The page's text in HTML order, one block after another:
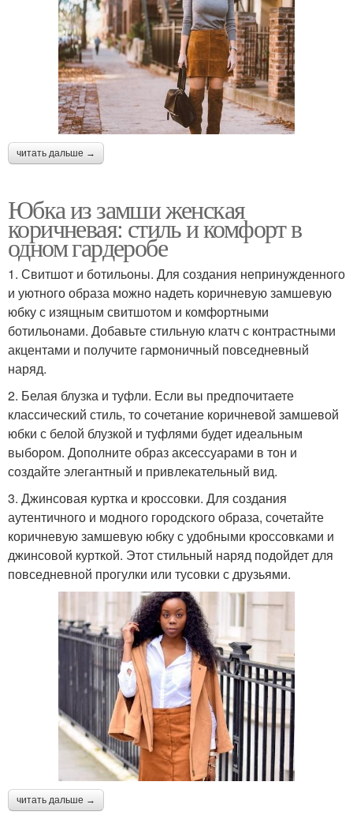
читать дальше →
Юбка из замши женская
коричневая: стиль и комфорт в
одном гардеробе
1. Свитшот и ботильоны. Для создания непринужденного
и уютного образа можно надеть коричневую замшевую
юбку с изящным свитшотом и комфортными
ботильонами. Добавьте стильную клатч с контрастными
акцентами и получите гармоничный повседневный
наряд.
2. Белая блузка и туфли. Если вы предпочитаете
классический стиль, то сочетание коричневой замшевой
юбки с белой блузкой и туфлями будет идеальным
выбором. Дополните образ аксессуарами в тон и
создайте элегантный и привлекательный вид.
3. Джинсовая куртка и кроссовки. Для создания
аутентичного и модного городского образа, сочетайте
коричневую замшевую юбку с удобными кроссовками и
джинсовой курткой. Этот стильный наряд подойдет для
повседневной прогулки или тусовки с друзьями.
читать дальше →